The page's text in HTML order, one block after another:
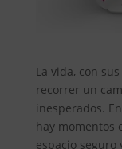
La vida, con
recorrer un
inesperados.
hay momentos
espacio